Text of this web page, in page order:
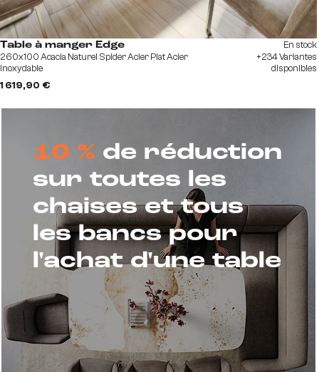
10 % de réduction
sur toutes les
chaises et tous
les bancs pour
l'achat d'une table
Table à manger Edge
260x100 Acacia Naturel Spider Acier Plat Acier
Inoxydable
1 619,90 €
En stock
+234 Variantes
disponibles